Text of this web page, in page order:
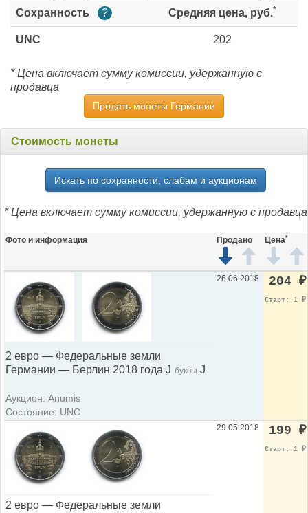
Сохранность ? Средняя цена, руб.*
UNC 202
* Цена включает сумму комиссии, удержанную с
продавца
Продать монеты Германии
Стоимость монеты
Искать по сохранности, слабам и аукционам
* Цена включает сумму комиссии, удержанную с продавца
Фото и информация Продано Цена*
2 евро — Федеральные земли
Германии — Берлин 2018 года J буквы J
Аукцион: Anumis
Состояние: UNC
26.06.2018 204 ₽
Старт: 1 ₽
2 евро — Федеральные земли
29.05.2018 199 ₽
Старт: 1 ₽